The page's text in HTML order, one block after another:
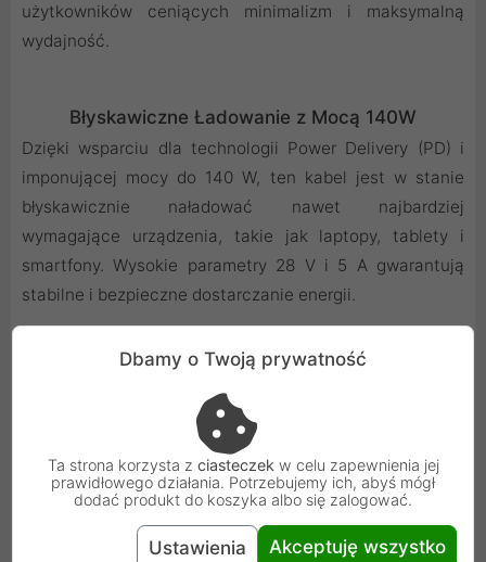
użytkowników ceniących minimalizm i maksymalną
wydajność.
Błyskawiczne Ładowanie z Mocą 140W
Dzięki wsparciu dla technologii Power Delivery (PD) i
imponującej mocy do 140 W, ten kabel jest w stanie
błyskawicznie naładować nawet najbardziej
wymagające urządzenia, takie jak laptopy, tablety i
smartfony. Wysokie parametry 28 V i 5 A gwarantują
stabilne i bezpieczne dostarczanie energii.
Dbamy o Twoją prywatność
Ta strona korzysta z ciasteczek w celu zapewnienia jej
prawidłowego działania. Potrzebujemy ich, abyś mógł
dodać produkt do koszyka albo się zalogować.
Ustawienia Akceptuję wszystko